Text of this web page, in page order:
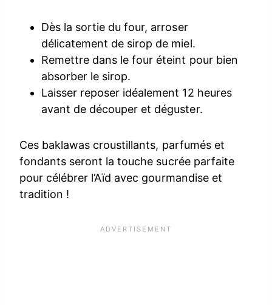
Dès la sortie du four, arroser
délicatement de sirop de miel.
Remettre dans le four éteint pour bien
absorber le sirop.
Laisser reposer idéalement 12 heures
avant de découper et déguster.
Ces baklawas croustillants, parfumés et
fondants seront la touche sucrée parfaite
pour célébrer l’Aïd avec gourmandise et
tradition !